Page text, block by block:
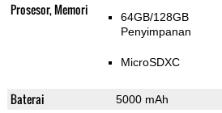
Prosesor, Memori
64GB/128GB
Penyimpanan
MicroSDXC
Baterai 5000 mAh